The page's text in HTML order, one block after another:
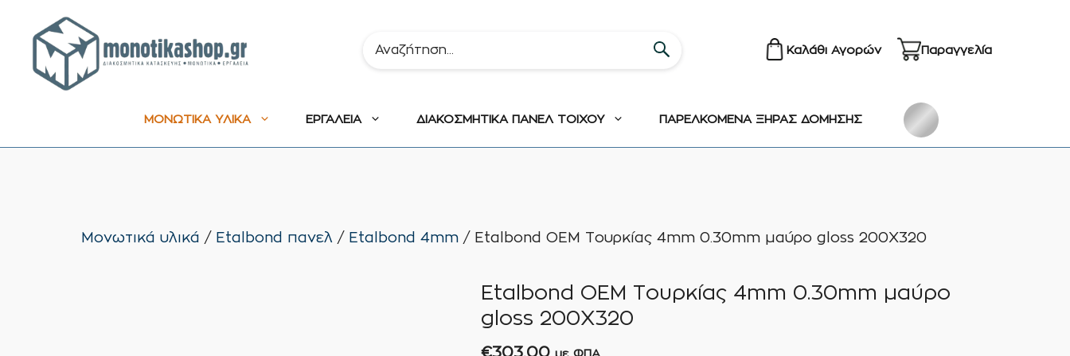
περιεχόμενο
Καλάθι Αγορών Παραγγελία
ΜΟΝΩΤΙΚΑ ΥΛΙΚΑ ΕΡΓΑΛΕΙΑ ΔΙΑΚΟΣΜΗΤΙΚΑ ΠΑΝΕΛ ΤΟΙΧΟΥ ΠΑΡΕΛΚΟΜΕΝΑ ΞΗΡΑΣ ΔΟΜΗΣΗΣ
Μονωτικά υλικά / Etalbond πανελ / Etalbond 4mm / Etalbond OEM Τουρκίας 4mm 0.30mm μαύρο gloss 200Χ320
Etalbond OEM Τουρκίας 4mm 0.30mm μαύρο
gloss 200Χ320
€303,00